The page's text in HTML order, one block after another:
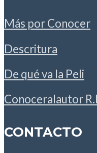
Más por Conocer
Descritura
De qué va la Peli
Conoceralautor
CONTACTO